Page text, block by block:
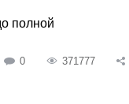
полной
0 371777